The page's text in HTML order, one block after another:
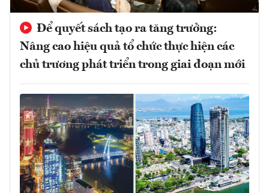
Để quyết sách tạo ra tăng trưởng:
Nâng cao hiệu quả tổ chức thực hiện các
chủ trương phát triển trong giai đoạn mới